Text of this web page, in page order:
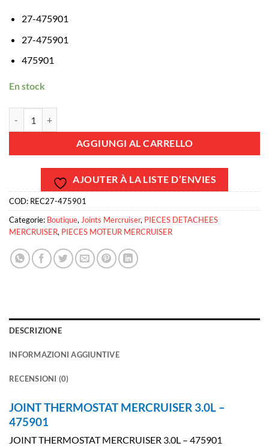
27-475901
27-475901
475901
En stock
AGGIUNGI AL CARRELLO
AJOUTER À LA LISTE D’ENVIES
COD: REC27-475901
Categorie: Boutique, Joints Mercruiser, PIECES DETACHEES
MERCRUISER, PIECES MOTEUR MERCRUISER
DESCRIZIONE
INFORMAZIONI AGGIUNTIVE
RECENSIONI (0)
JOINT THERMOSTAT MERCRUISER 3.0L –
475901
JOINT THERMOSTAT MERCRUISER 3.0L – 475901